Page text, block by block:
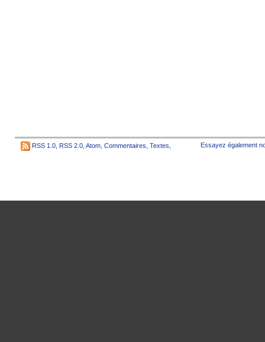
RSS 1.0 RSS 2.0 Atom Commentaires Textes Essayez également